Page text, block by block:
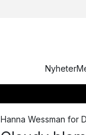
Nyheter
Hanna Wessman for